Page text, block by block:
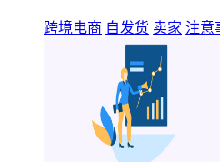
跨境电商 自发货 卖家 注意